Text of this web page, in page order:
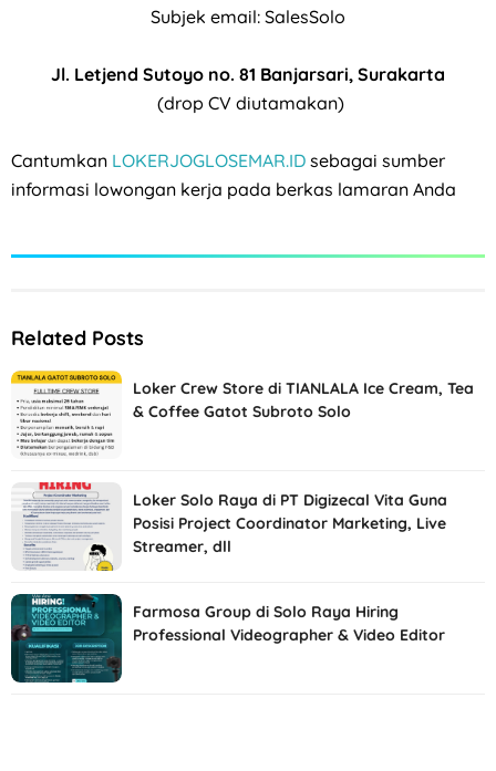
Subjek email: SalesSolo
Jl. Letjend Sutoyo no. 81 Banjarsari, Surakarta
(drop CV diutamakan)
Cantumkan LOKERJOGLOSEMAR.ID sebagai sumber
informasi lowongan kerja pada berkas lamaran Anda
Related Posts
Loker Crew Store di TIANLALA Ice Cream, Tea
& Coffee Gatot Subroto Solo
Loker Solo Raya di PT Digizecal Vita Guna
Posisi Project Coordinator Marketing, Live
Streamer, dll
Farmosa Group di Solo Raya Hiring
Professional Videographer & Video Editor